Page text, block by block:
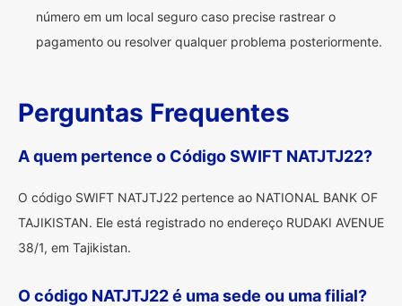
número em um local seguro caso precise rastrear o
pagamento ou resolver qualquer problema posteriormente.
Perguntas Frequentes
A quem pertence o Código SWIFT NATJTJ22?
O código SWIFT NATJTJ22 pertence ao NATIONAL BANK OF
TAJIKISTAN. Ele está registrado no endereço RUDAKI AVENUE
38/1, em Tajikistan.
O código NATJTJ22 é uma sede ou uma filial?